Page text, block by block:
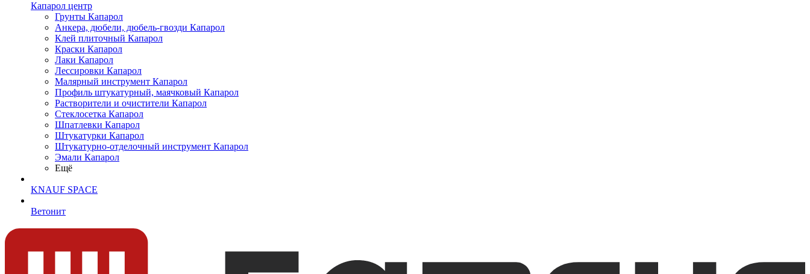
Капарол центр
Грунты Капарол
Анкера, дюбели, дюбель-гвозди Капарол
Клей плиточный Капарол
Краски Капарол
Лаки Капарол
Лессировки Капарол
Малярный инструмент Капарол
Профиль штукатурный, маячковый Капарол
Растворители и очистители Капарол
Cтеклосетка Капарол
Шпатлевки Капарол
Штукатурки Капарол
Штукатурно-отделочный инструмент Капарол
Эмали Капарол
Ещё
KNAUF SPACE
Ветонит